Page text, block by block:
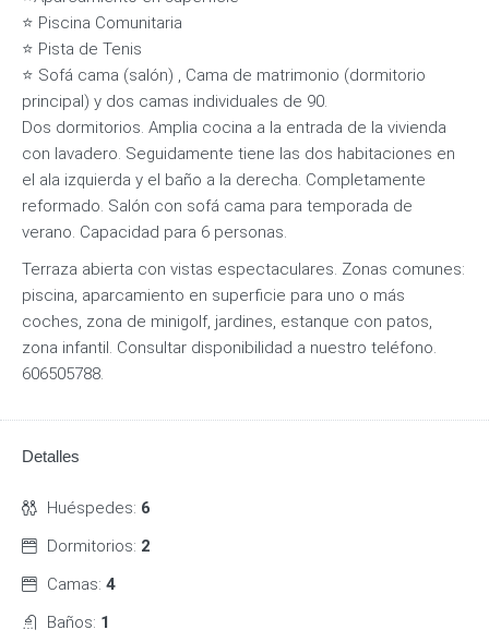
⭐ Piscina Comunitaria
⭐ Pista de Tenis
⭐ Sofá cama (salón) , Cama de matrimonio (dormitorio
principal) y dos camas individuales de 90.
Dos dormitorios. Amplia cocina a la entrada de la vivienda
con lavadero. Seguidamente tiene las dos habitaciones en
el ala izquierda y el baño a la derecha. Completamente
reformado. Salón con sofá cama para temporada de
verano. Capacidad para 6 personas.
Terraza abierta con vistas espectaculares. Zonas comunes:
piscina, aparcamiento en superficie para uno o más
coches, zona de minigolf, jardines, estanque con patos,
zona infantil. Consultar disponibilidad a nuestro teléfono.
606505788.
Detalles
Huéspedes: 6
Dormitorios: 2
Camas: 4
Baños: 1